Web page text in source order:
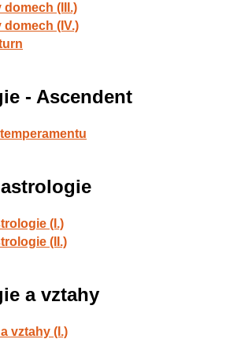
domech (III.)
domech (IV.)
- Ascendent
(I.)
(II.)
a vztahy
vztahy (I.)